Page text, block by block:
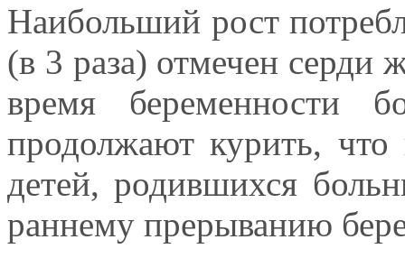
Наибольший рост
(в 3 раза) отмечен серди
время беременности
продолжают курить,
детей, родившихся
раннему прерыванию